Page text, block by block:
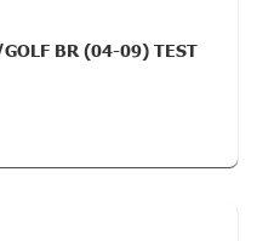
BR (04-09) TEST